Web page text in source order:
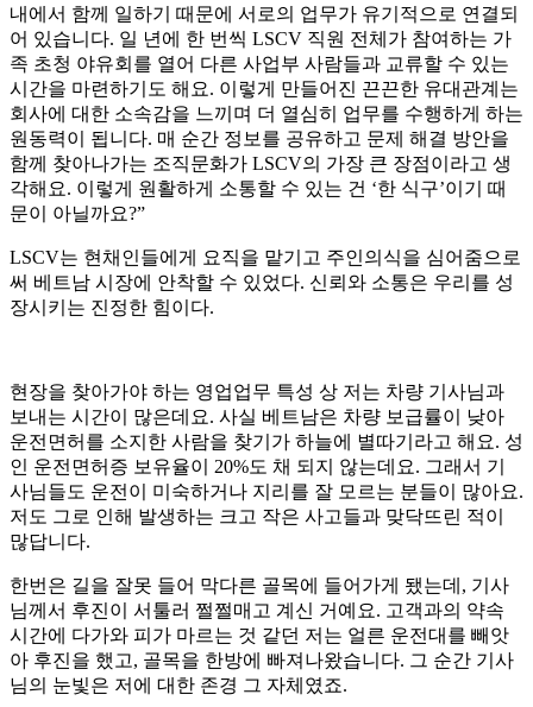
내에서 함께 일하기 때문에 서로의 업무가 유기적으로 연결되
어 있습니다. 일 년에 한 번씩 LSCV 직원 전체가 참여하는 가
족 초청 야유회를 열어 다른 사업부 사람들과 교류할 수 있는
시간을 마련하기도 해요. 이렇게 만들어진 끈끈한 유대관계는
회사에 대한 소속감을 느끼며 더 열심히 업무를 수행하게 하는
원동력이 됩니다. 매 순간 정보를 공유하고 문제 해결 방안을
함께 찾아나가는 조직문화가 LSCV의 가장 큰 장점이라고 생
각해요. 이렇게 원활하게 소통할 수 있는 건 ‘한 식구’이기 때
문이 아닐까요?”
LSCV는 현채인들에게 요직을 맡기고 주인의식을 심어줌으로
써 베트남 시장에 안착할 수 있었다. 신뢰와 소통은 우리를 성
장시키는 진정한 힘이다.
현장을 찾아가야 하는 영업업무 특성 상 저는 차량 기사님과
보내는 시간이 많은데요. 사실 베트남은 차량 보급률이 낮아
운전면허를 소지한 사람을 찾기가 하늘에 별따기라고 해요. 성
인 운전면허증 보유율이 20%도 채 되지 않는데요. 그래서 기
사님들도 운전이 미숙하거나 지리를 잘 모르는 분들이 많아요.
저도 그로 인해 발생하는 크고 작은 사고들과 맞닥뜨린 적이
많답니다.
한번은 길을 잘못 들어 막다른 골목에 들어가게 됐는데, 기사
님께서 후진이 서툴러 쩔쩔매고 계신 거예요. 고객과의 약속
시간에 다가와 피가 마르는 것 같던 저는 얼른 운전대를 빼앗
아 후진을 했고, 골목을 한방에 빠져나왔습니다. 그 순간 기사
님의 눈빛은 저에 대한 존경 그 자체였죠.